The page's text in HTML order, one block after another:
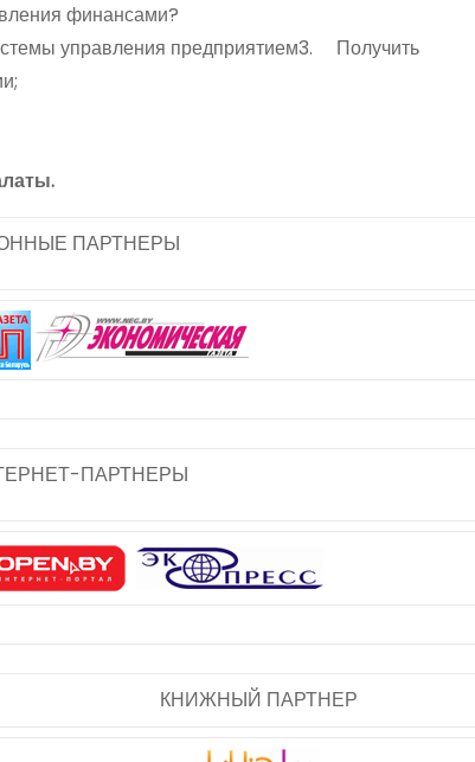
финансами?
управления предприятием3. Получить
ПАРТНЕРЫ
ПАРТНЕРЫ
КНИЖНЫЙ ПАРТНЕР